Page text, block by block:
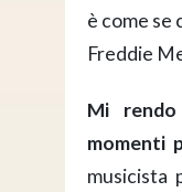
è come se
Freddie
Mi
momenti
musicista